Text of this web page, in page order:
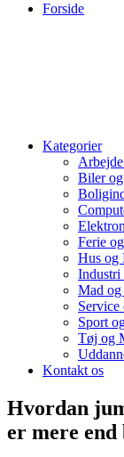
Forside
Kategorier
Biler
Ferie
Hus og
Industri
Mad og
Sport
Tøj og
Kontakt os
Hvordan
er mere